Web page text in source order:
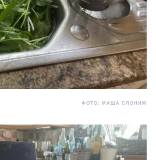
ФОТО: МАША СЛОНИМ